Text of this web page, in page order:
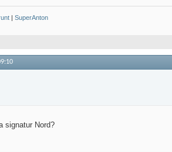
| SuperAnton
signatur Nord?